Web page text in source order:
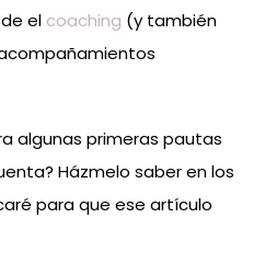
el coaching (y también
algunas primeras pautas
Házmelo saber en los
para que ese artículo